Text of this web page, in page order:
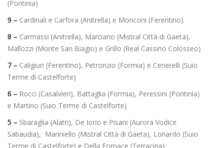
(Pontinia)
9 – Cardinali e Carfora (Anitrella) e Moriconi (Ferentino)
8 – Carmassi (Anitrella), Marciano (Mistral Città di Gaeta),
Mallozzi (Monte San Biagio) e Grillo (Real Cassino Colosseo)
7 – Caligiuri (Ferentino), Petronzio (Formia) e Cenerelli (Suio
Terme di Castelforte)
6 – Rocci (Casalvieri), Battaglia (Formia), Peressini (Pontinia)
e Martino (Suio Terme di Castelforte)
5 – Sbaraglia (Alatri), De Iorio e Pisani (Aurora Vodice
Sabaudia), Mariniello (Mistral Città di Gaeta), Lonardo (Suio
Terme di Castelforte) e Della Fornace (Terracina)